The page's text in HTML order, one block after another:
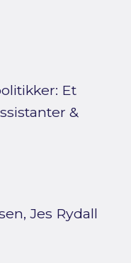
Et
&
Jes Rydall